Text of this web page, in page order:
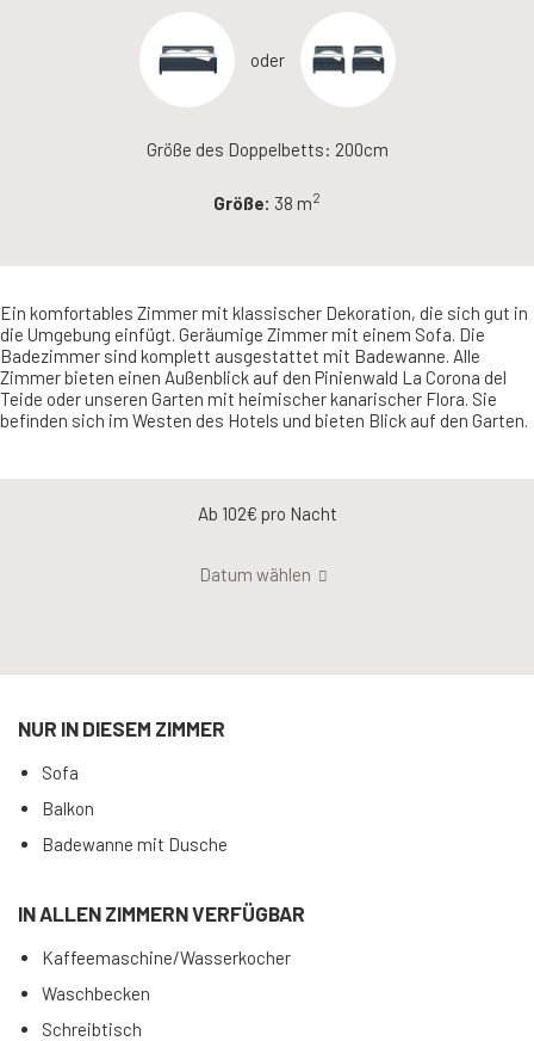
oder
Größe des Doppelbetts: 200cm
Größe: 38 m2
Ein komfortables Zimmer mit klassischer Dekoration, die sich gut in
die Umgebung einfügt. Geräumige Zimmer mit einem Sofa. Die
Badezimmer sind komplett ausgestattet mit Badewanne. Alle
Zimmer bieten einen Außenblick auf den Pinienwald La Corona del
Teide oder unseren Garten mit heimischer kanarischer Flora. Sie
befinden sich im Westen des Hotels und bieten Blick auf den Garten.
Ab 102€ pro Nacht
Datum wählen
NUR IN DIESEM ZIMMER
Sofa
Balkon
Badewanne mit Dusche
IN ALLEN ZIMMERN VERFÜGBAR
Kaffeemaschine/Wasserkocher
Waschbecken
Schreibtisch